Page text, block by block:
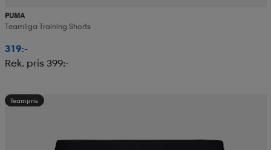
PUMA
Teamliga Training Shorts
319:-
Rek. pris 399:-
Teampris